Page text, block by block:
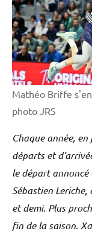
Mathéo Briffe
photo JRS
Chaque année,
départs et
le départ
Sébastien
et demi. Plus
fin de la saison.